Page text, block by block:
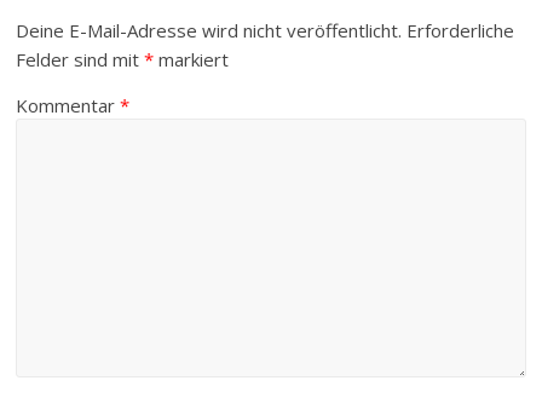
Deine E-Mail-Adresse wird nicht veröffentlicht. Erforderliche
Felder sind mit* markiert
Kommentar*